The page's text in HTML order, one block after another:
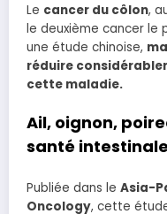
Le cancer du côlon,
le deuxième cancer le
une étude chinoise,
réduire
cette maladie.
Ail, oignon,
santé
Publiée dans le Asia-
Oncology, cette